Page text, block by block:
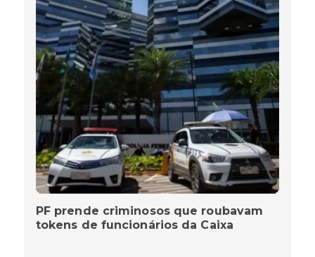
PF prende criminosos que roubavam
tokens de funcionários da Caixa